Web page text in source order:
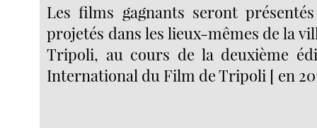
Les films gagnants seront
projetés dans les lieux-mêmes de la
Tripoli, au cours de la deuxième
International du Film de Tripoli [ en